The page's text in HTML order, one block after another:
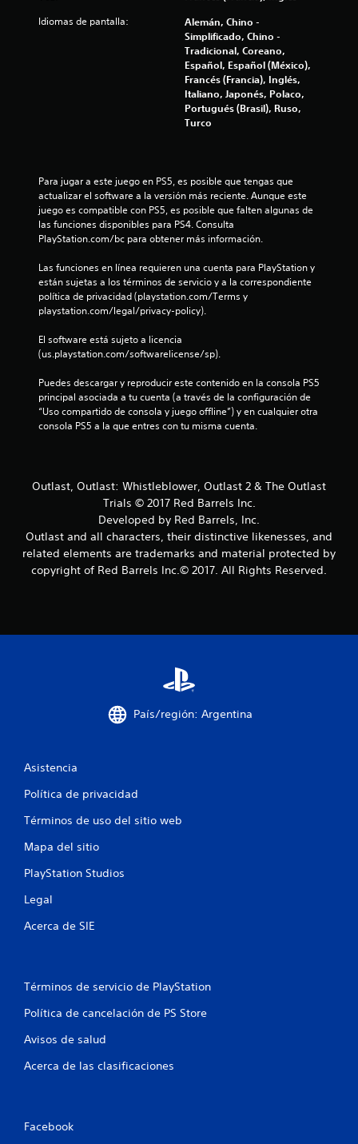
e
s
e
l
a
e
c
c
e
s
r
Idiomas de pantalla:
Alemán, Chino -
Simplificado, Chino -
Tradicional, Coreano,
Español, Español (México),
Francés (Francia), Inglés,
Italiano, Japonés, Polaco,
Portugués (Brasil), Ruso,
Turco
Para jugar a este juego en PS5, es posible que tengas que
actualizar el software a la versión más reciente. Aunque este
juego es compatible con PS5, es posible que falten algunas de
las funciones disponibles para PS4. Consulta
PlayStation.com/bc para obtener más información.
Las funciones en línea requieren una cuenta para PlayStation y
están sujetas a los términos de servicio y a la correspondiente
política de privacidad (playstation.com/Terms y
playstation.com/legal/privacy-policy).
El software está sujeto a licencia
(us.playstation.com/softwarelicense/sp).
Puedes descargar y reproducir este contenido en la consola PS5
principal asociada a tu cuenta (a través de la configuración de
“Uso compartido de consola y juego offline”) y en cualquier otra
consola PS5 a la que entres con tu misma cuenta.
Outlast, Outlast: Whistleblower, Outlast 2 & The Outlast
Trials © 2017 Red Barrels Inc.
Developed by Red Barrels, Inc.
Outlast and all characters, their distinctive likenesses, and
related elements are trademarks and material protected by
copyright of Red Barrels Inc.© 2017. All Rights Reserved.
País/región: Argentina
Asistencia
Política de privacidad
Términos de uso del sitio web
Mapa del sitio
PlayStation Studios
Legal
Acerca de SIE
Términos de servicio de PlayStation
Política de cancelación de PS Store
Avisos de salud
Acerca de las clasificaciones
Facebook